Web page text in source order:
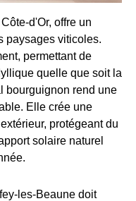
d'Or, offre un
paysages viticoles.
permettant de
quelle que soit la
bourguignon rend une
Elle crée une
protégeant du
solaire naturel
les-Beaune doit